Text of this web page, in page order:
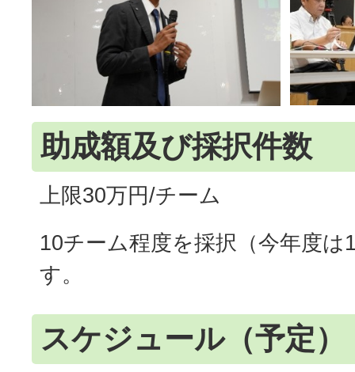
助成額及び採択件数
上限30万円/チーム
10チーム程度を採択（今年度は
す。
スケジュール（予定）